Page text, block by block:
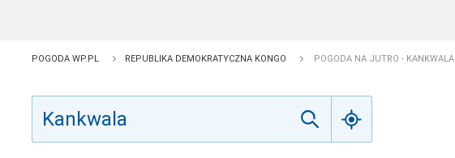
POGODA WP.PL REPUBLIKA DEMOKRATYCZNA KONGO POGODA NA JUTRO - KANKWALA